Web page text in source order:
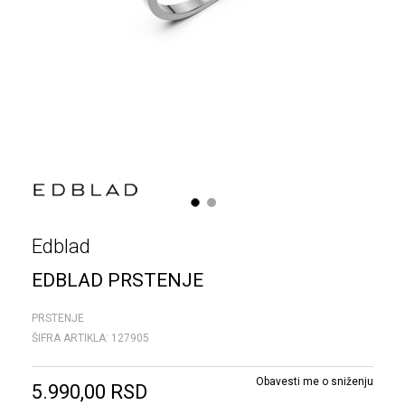
1 2
Edblad
EDBLAD PRSTENJE
PRSTENJE
ŠIFRA ARTIKLA: 127905
5.990,00 RSD Obavesti me o sniženju